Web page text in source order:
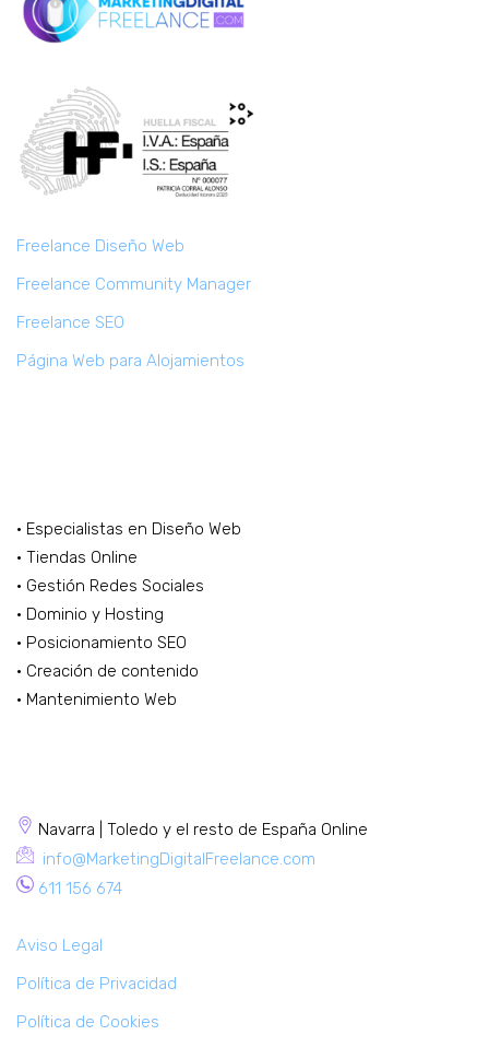
Freelance Diseño Web
Freelance Community Manager
Freelance SEO
Página Web para Alojamientos
· Especialistas en Diseño Web
· Tiendas Online
· Gestión Redes Sociales
· Dominio y Hosting
· Posicionamiento SEO
· Creación de contenido
· Mantenimiento Web
Navarra | Toledo y el resto de España Online
info@MarketingDigitalFreelance.com
611 156 674
Aviso Legal
Política de Privacidad
Política de Cookies